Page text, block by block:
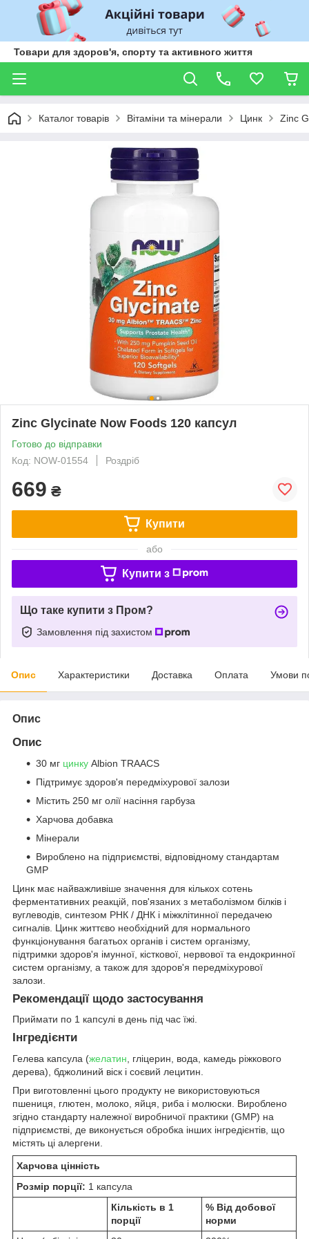
Товари для здоров'я, спорту та активного життя
Каталог товарів Вітаміни та мінерали Цинк Zinc
Zinc Glycinate Now Foods 120 капсул
Готово до відправки
Код: NOW-01554
Роздріб
669 ₴
Купити
або
Купити з
Що таке купити з Пром?
Замовлення під захистом
Опис Характеристики Доставка Оплата Умови
Опис
Опис
30 мг цинку Albion TRAACS
Підтримує здоров'я передміхурової залози
Містить 250 мг олії насіння гарбуза
Харчова добавка
Мінерали
Вироблено на підприємстві, відповідному стандартам
GMP
Цинк має найважливіше значення для кількох сотень
ферментативних реакцій, пов'язаних з метаболізмом білків і
вуглеводів, синтезом РНК / ДНК і міжклітинної передачею
сигналів. Цинк життєво необхідний для нормального
функціонування багатьох органів і систем організму,
підтримки здоров'я імунної, кісткової, нервової та ендокринної
систем організму, а також для здоров'я передміхурової
залози.
Рекомендації щодо застосування
Приймати по 1 капсулі в день під час їжі.
Інгредієнти
Гелева капсула (желатин , гліцерин, вода, камедь ріжкового
дерева), бджолиний віск і соєвий лецитин.
При виготовленні цього продукту не використовуються
пшениця, глютен, молоко, яйця, риба і молюски. Вироблено
згідно стандарту належної виробничої практики (GMP) на
підприємстві, де виконується обробка інших інгредієнтів, що
містять ці алергени.
Харчова цінність
Розмір порції: 1 капсула
Кількість в 1
порції
% Від добової
норми